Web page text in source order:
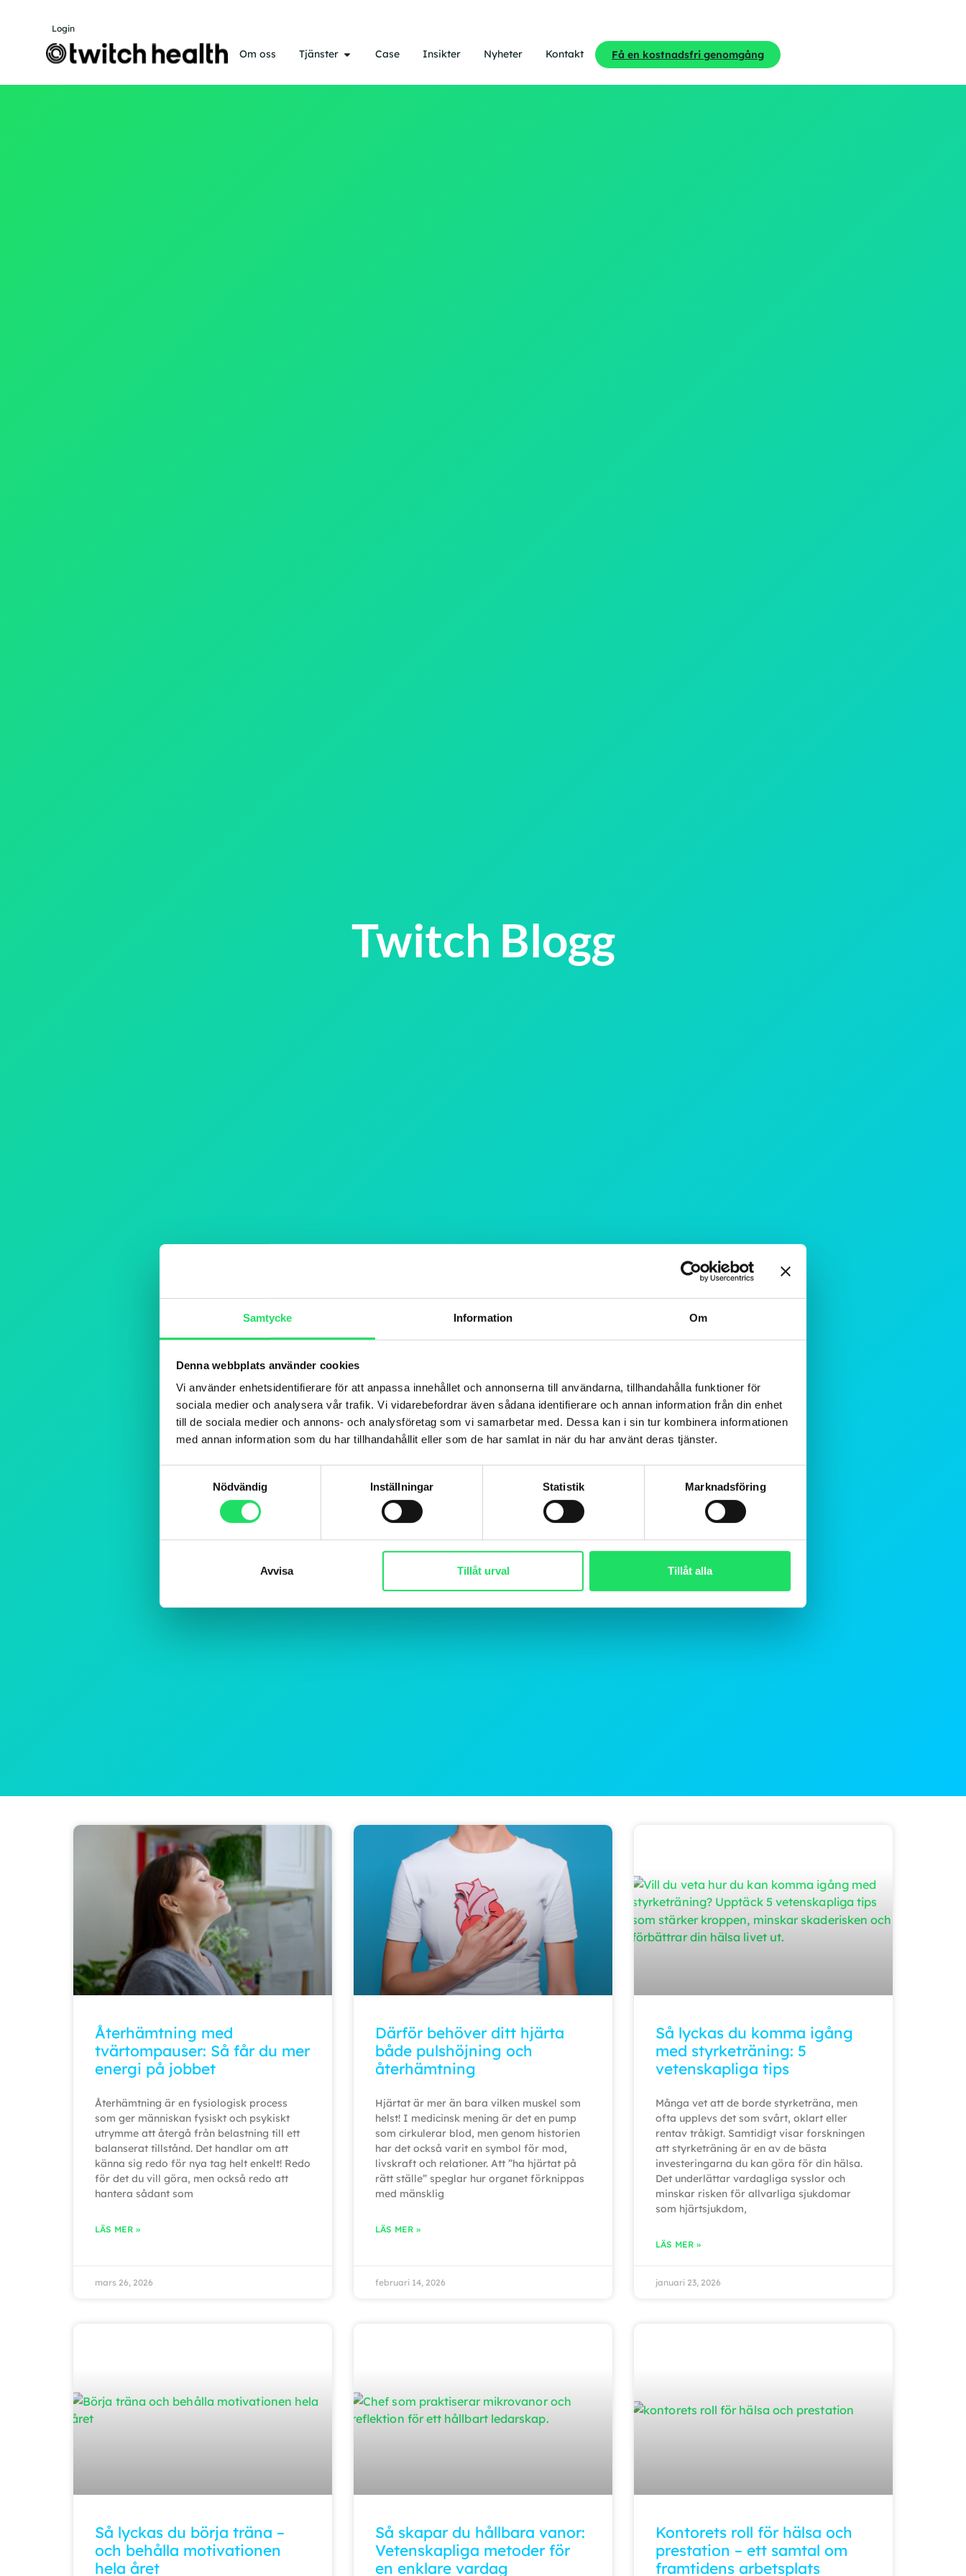
Samtycke Information Om
Denna webbplats använder cookies
Vi använder enhetsidentifierare för att anpassa innehållet och annonserna till användarna, tillhandahålla funktioner för
sociala medier och analysera vår trafik. Vi vidarebefordrar även sådana identifierare och annan information från din enhet
till de sociala medier och annons- och analysföretag som vi samarbetar med. Dessa kan i sin tur kombinera informationen
med annan information som du har tillhandahållit eller som de har samlat in när du har använt deras tjänster.
Nödvändig
Inställningar Statistik Marknadsföring
Avvisa Tillåt urval Tillåt alla
Login
Om oss Tjänster Case Insikter Nyheter Kontakt Få en kostnadsfri genomgång
Twitch Blogg
Återhämtning med
tvärtompauser: Så får du mer
energi på jobbet
Återhämtning är en fysiologisk process
som ger människan fysiskt och psykiskt
utrymme att återgå från belastning till ett
balanserat tillstånd. Det handlar om att
känna sig redo för nya tag helt enkelt! Redo
för det du vill göra, men också redo att
hantera sådant som
LÄS MER »
mars 26, 2026
Därför behöver ditt hjärta
både pulshöjning och
återhämtning
Hjärtat är mer än bara vilken muskel som
helst! I medicinsk mening är det en pump
som cirkulerar blod, men genom historien
har det också varit en symbol för mod,
livskraft och relationer. Att ”ha hjärtat på
rätt ställe” speglar hur organet förknippas
med mänsklig
LÄS MER »
februari 14, 2026
Så lyckas du komma igång
med styrketräning: 5
vetenskapliga tips
Många vet att de borde styrketräna, men
ofta upplevs det som svårt, oklart eller
rentav tråkigt. Samtidigt visar forskningen
att styrketräning är en av de bästa
investeringarna du kan göra för din hälsa.
Det underlättar vardagliga sysslor och
minskar risken för allvarliga sjukdomar
som hjärtsjukdom,
LÄS MER »
januari 23, 2026
Så lyckas du börja träna –
och behålla motivationen
hela året
Så skapar du hållbara vanor:
Vetenskapliga metoder för
en enklare vardag
Kontorets roll för hälsa och
prestation – ett samtal om
framtidens arbetsplats